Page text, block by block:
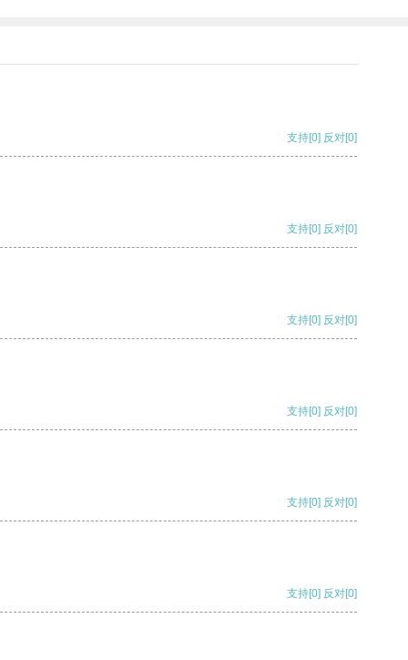
支持[0] 反对[0]
支持[0] 反对[0]
支持[0] 反对[0]
支持[0] 反对[0]
支持[0] 反对[0]
支持[0] 反对[0]